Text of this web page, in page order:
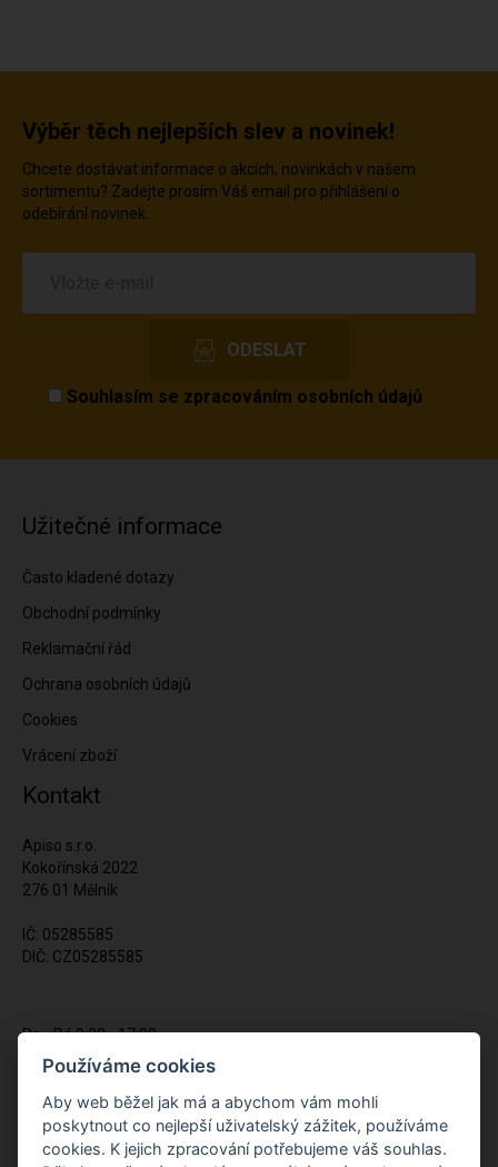
Výběr těch nejlepších slev a novinek!
Chcete dostávat informace o akcích, novinkách v našem
sortimentu? Zadejte prosím Váš email pro přihlášení o
odebírání novinek.
Souhlasím se zpracováním osobních údajů
Užitečné informace
Často kladené dotazy
Obchodní podmínky
Reklamační řád
Ochrana osobních údajů
Cookies
Vrácení zboží
Kontakt
Apiso s.r.o.
Kokořínská 2022
276 01 Mělník
IČ: 05285585
DIČ: CZ05285585
Po - Pá 9:00 - 17:00
(12:00 - 12:30 pauza)
Napište nám kdykoliv!
Používáme cookies
Aby web běžel jak má a abychom vám mohli
poskytnout co nejlepší uživatelský zážitek, používáme
cookies. K jejich zpracování potřebujeme váš souhlas.